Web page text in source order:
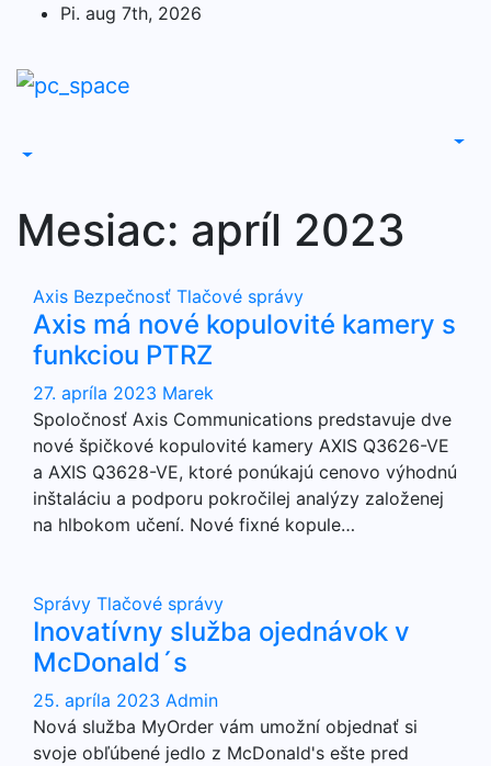
content
Pi. aug 7th, 2026
Mesiac: apríl 2023
Axis Bezpečnosť Tlačové správy
Axis má nové kopulovité kamery s
funkciou PTRZ
27. apríla 2023 Marek
Spoločnosť Axis Communications predstavuje dve
nové špičkové kopulovité kamery AXIS Q3626-VE
a AXIS Q3628-VE, ktoré ponúkajú cenovo výhodnú
inštaláciu a podporu pokročilej analýzy založenej
na hlbokom učení. Nové fixné kopule…
Správy Tlačové správy
Inovatívny služba ojednávok v
McDonald´s
25. apríla 2023 Admin
Nová služba MyOrder vám umožní objednať si
svoje obľúbené jedlo z McDonald's ešte pred